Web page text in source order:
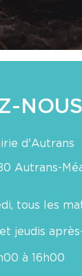
NOUS
d'Autrans
Autrans-
tous les
jeudis
à 16h00